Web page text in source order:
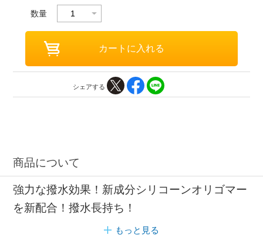
数量
シェアする
商品について
強力な撥水効果！新成分シリコーンオリゴマー
を新配合！撥水長持ち！
もっと見る